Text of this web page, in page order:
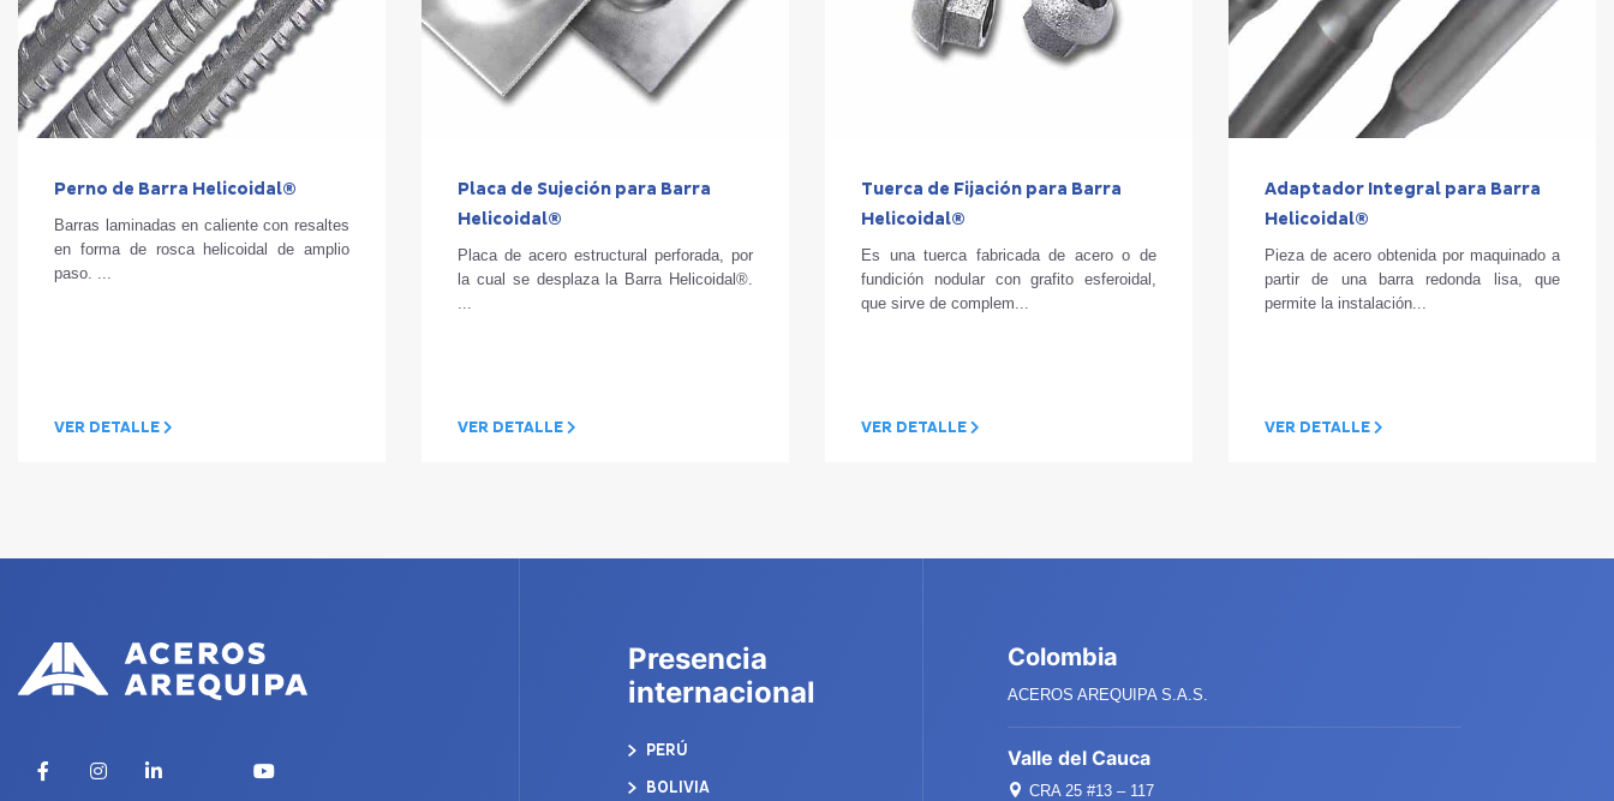
Perno de Barra Helicoidal®
Barras laminadas en caliente con resaltes
en forma de rosca helicoidal de amplio
paso. ...
VER DETALLE
Placa de Sujeción para Barra
Helicoidal®
Placa de acero estructural perforada, por
la cual se desplaza la Barra Helicoidal®.
...
VER DETALLE
Tuerca de Fijación para Barra
Helicoidal®
Es una tuerca fabricada de acero o de
fundición nodular con grafito esferoidal,
que sirve de complem...
VER DETALLE
Adaptador Integral para Barra
Helicoidal®
Pieza de acero obtenida por maquinado a
partir de una barra redonda lisa, que
permite la instalación...
VER DETALLE
FacebookInstagramLinkedIn YouTube
Presencia
internacional
PERÚ
BOLIVIA
Colombia
ACEROS AREQUIPA S.A.S.
Valle del Cauca
CRA 25 #13 – 117